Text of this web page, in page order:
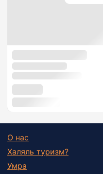
О нас
Халяль туризм?
Умра